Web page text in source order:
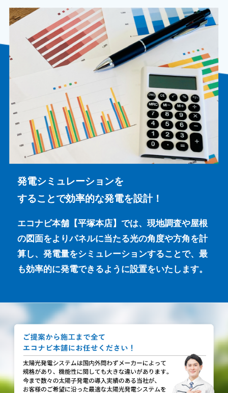
発電シミュレーションを
することで効率的な発電を設計！
エコナビ本舗【平塚本店】では、現地調査や屋根
の図面をよりパネルに当たる光の角度や方角を計
算し、発電量をシミュレーションすることで、最
も効率的に発電できるように設置をいたします。